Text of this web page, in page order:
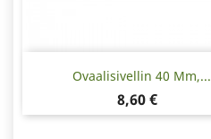
Ovaalisivellin 40 Mm,...
Hinta
8,60 €